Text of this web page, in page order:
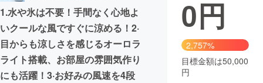
まちづくり・地域活性化
CAMPFIRE for Social Good
CAMPFIRE Creation
CAMPFIREふるさと納税machi-ya コミュニティ
1.水や氷は不要！手間なく心地よ
いクールな風ですぐに涼める！2·
目からも涼しさを感じるオーロラ
ライト搭載、お部屋の雰囲気作り
にも活躍！3·お好みの風速を4段
0円
2,757%
目標金額は50,000
円